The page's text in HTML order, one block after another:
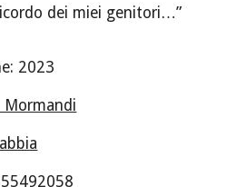
dei miei genitori…”
2023
Mormandi
2058